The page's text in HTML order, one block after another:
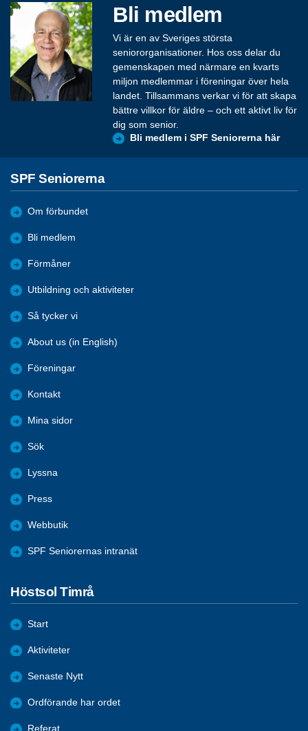
Bli medlem
Vi är en av Sveriges största
seniororganisationer. Hos oss delar du
gemenskapen med närmare en kvarts
miljon medlemmar i föreningar över hela
landet. Tillsammans verkar vi för att skapa
bättre villkor för äldre – och ett aktivt liv för
dig som senior.
Bli medlem i SPF Seniorerna här
SPF Seniorerna
Om förbundet
Bli medlem
Förmåner
Utbildning och aktiviteter
Så tycker vi
About us (in English)
Föreningar
Kontakt
Mina sidor
Sök
Lyssna
Press
Webbutik
SPF Seniorernas intranät
Höstsol Timrå
Start
Aktiviteter
Senaste Nytt
Ordförande har ordet
Referat